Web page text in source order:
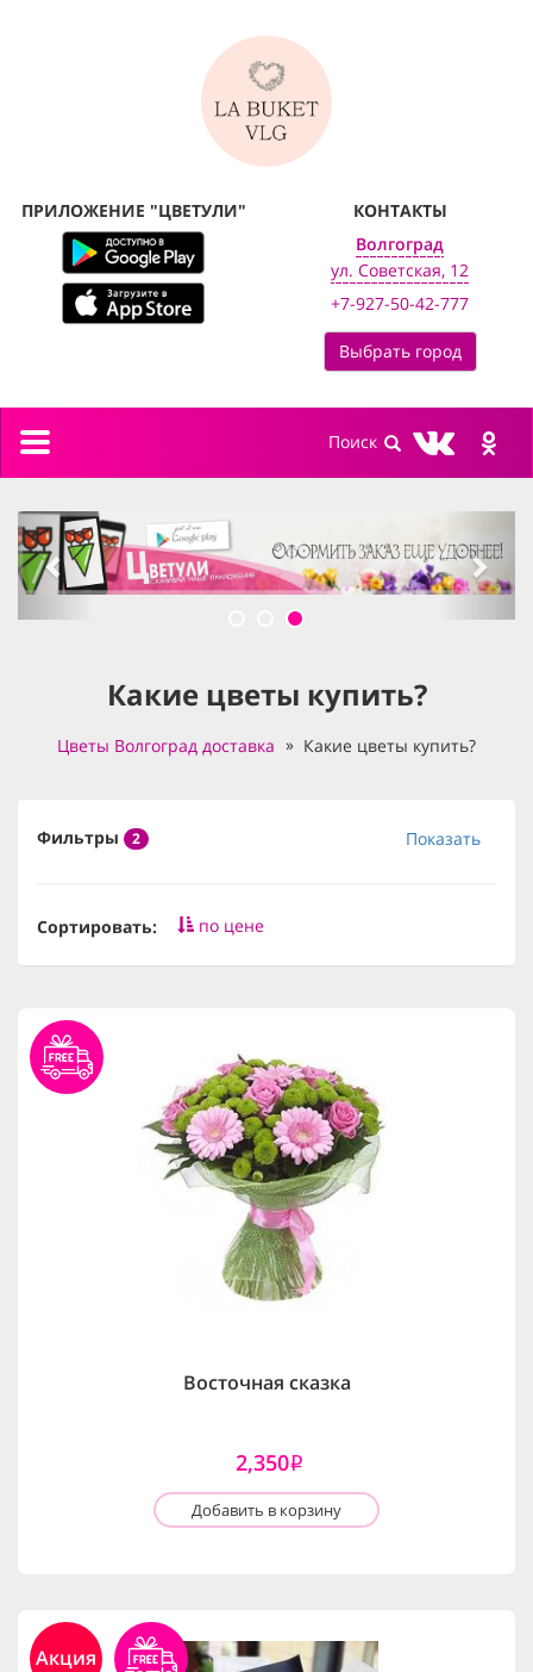
ПРИЛОЖЕНИЕ "ЦВЕТУЛИ"
КОНТАКТЫ
Волгоград
ул. Советская, 12
+7-927-50-42-777
Выбрать город
Toggle
previous
Какие цветы купить?
Цветы Волгоград доставка Какие цветы купить?
Фильтры 2 Показать
Сортировать: по цене
Восточная сказка
2,350i
Добавить в корзину
Акция